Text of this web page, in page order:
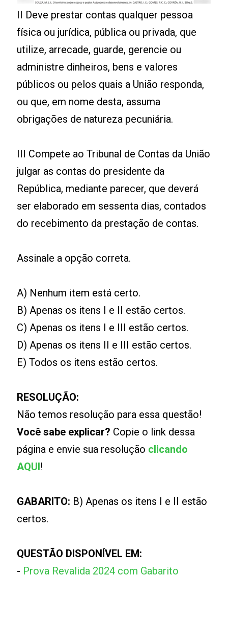
II Deve prestar contas qualquer pessoa
física ou jurídica, pública ou privada, que
utilize, arrecade, guarde, gerencie ou
administre dinheiros, bens e valores
públicos ou pelos quais a União responda,
ou que, em nome desta, assuma
obrigações de natureza pecuniária.
III Compete ao Tribunal de Contas da União
julgar as contas do presidente da
República, mediante parecer, que deverá
ser elaborado em sessenta dias, contados
do recebimento da prestação de contas.
Assinale a opção correta.
A) Nenhum item está certo.
B) Apenas os itens I e II estão certos.
C) Apenas os itens I e III estão certos.
D) Apenas os itens II e III estão certos.
E) Todos os itens estão certos.
RESOLUÇÃO:
Não temos resolução para essa questão!
Você sabe explicar? Copie o link dessa
página e envie sua resolução clicando
AQUI!
GABARITO: B) Apenas os itens I e II estão
certos.
QUESTÃO DISPONÍVEL EM:
- Prova Revalida 2024 com Gabarito